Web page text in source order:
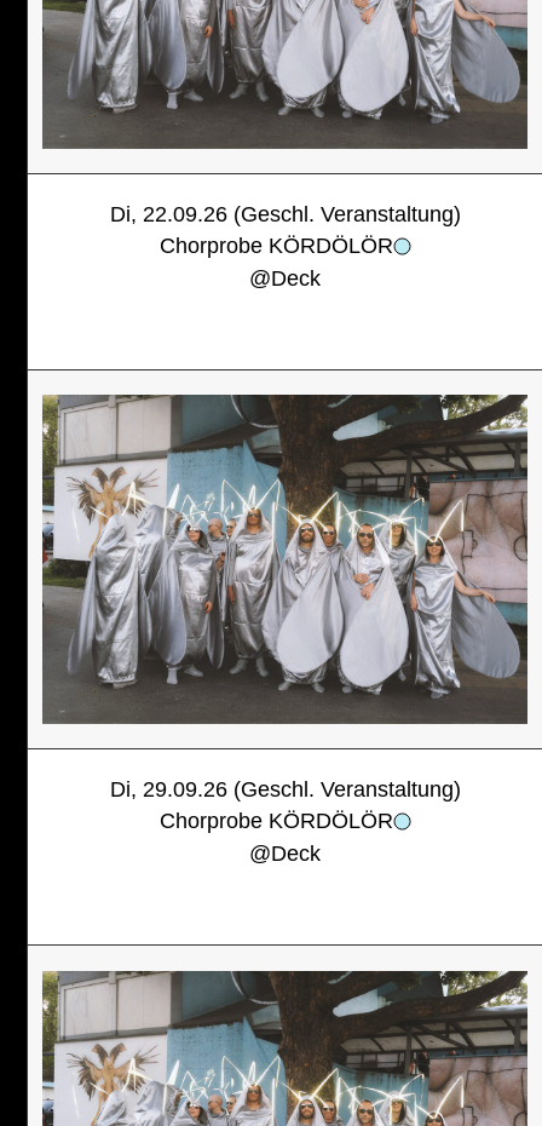
Di, 22.09.26 (Geschl. Veranstaltung)
Chorprobe KÖRDÖLÖR
@Deck
Di, 29.09.26 (Geschl. Veranstaltung)
Chorprobe KÖRDÖLÖR
@Deck